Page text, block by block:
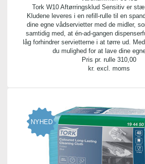
Emballage:
plastboks
Bredde:
16,50 cm
Længde:
Meter per rulle:
60,00 m
Diameter:
Tork W10 Aftørringsklud Sensitiv er
Kludene leveres i en refill-rulle til en
dine egne vådservietter med de midler,
samtidig med, at én-ad-gangen
låg forhindrer servietterne i at tørre ud.
du mulighed for at lave dine
Pris pr. rulle 310,00
kr. excl. moms
NYHED